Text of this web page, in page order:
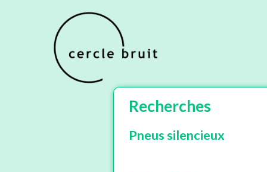
Recherches
Pneus silencieux